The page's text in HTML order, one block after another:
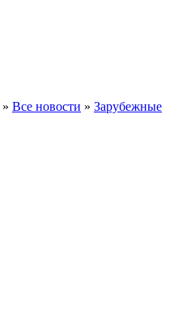
» Все новости » Зарубежные